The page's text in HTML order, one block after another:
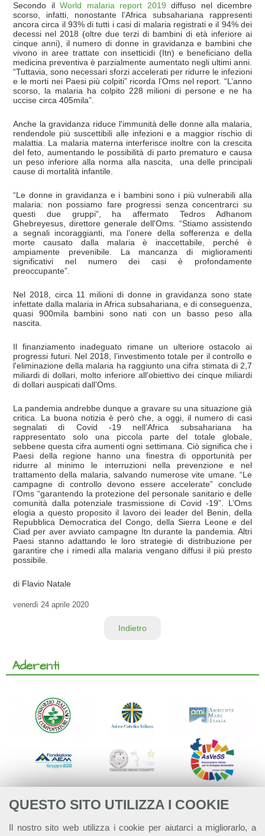
QUESTO SITO UTILIZZA I COOKIE
Il nostro sito web utilizza i cookie per aiutarci a migliorarlo, a
Secondo il World malaria report 2019 diffuso nel dicembre
scorso, infatti, nonostante l’Africa subsahariana rappresenti
ancora circa il 93% di tutti i casi di malaria registrati e il 94% dei
decessi nel 2018 (oltre due terzi di bambini di età inferiore ai
cinque anni), il numero di donne in gravidanza e bambini che
vivono in aree trattate con insetticidi (Itn) e beneficiano della
medicina preventiva è parzialmente aumentato negli ultimi anni.
“Tuttavia, sono necessari sforzi accelerati per ridurre le infezioni
e le morti nei Paesi più colpiti” ricorda l’Oms nel report. “L’anno
scorso, la malaria ha colpito 228 milioni di persone e ne ha
uccise circa 405mila”.
Anche la gravidanza riduce l'immunità delle donne alla malaria,
rendendole più suscettibili alle infezioni e a maggior rischio di
malattia. La malaria materna interferisce inoltre con la crescita
del feto, aumentando le possibilità di parto prematuro e causa
un peso inferiore alla norma alla nascita, una delle principali
cause di mortalità infantile.
“Le donne in gravidanza e i bambini sono i più vulnerabili alla
malaria: non possiamo fare progressi senza concentrarci su
questi due gruppi”, ha affermato Tedros Adhanom
Ghebreyesus, direttore generale dell'Oms. “Stiamo assistendo
a segnali incoraggianti, ma l’onere della sofferenza e della
morte causato dalla malaria è inaccettabile, perché è
ampiamente prevenibile. La mancanza di miglioramenti
significativi nel numero dei casi è profondamente
preoccupante”.
Nel 2018, circa 11 milioni di donne in gravidanza sono state
infettate dalla malaria in Africa subsahariana, e di conseguenza,
quasi 900mila bambini sono nati con un basso peso alla
nascita.
Il finanziamento inadeguato rimane un ulteriore ostacolo ai
progressi futuri. Nel 2018, l’investimento totale per il controllo e
l'eliminazione della malaria ha raggiunto una cifra stimata di 2,7
miliardi di dollari, molto inferiore all'obiettivo dei cinque miliardi
di dollari auspicati dall’Oms.
La pandemia andrebbe dunque a gravare su una situazione già
critica. La buona notizia è però che, a oggi, il numero di casi
segnalati di Covid -19 nell’Africa subsahariana ha
rappresentato solo una piccola parte del totale globale,
sebbene questa cifra aumenti ogni settimana. Ciò significa che i
Paesi della regione hanno una finestra di opportunità per
ridurre al minimo le interruzioni nella prevenzione e nel
trattamento della malaria, salvando numerose vite umane. “Le
campagne di controllo devono essere accelerate” conclude
l’Oms “garantendo la protezione del personale sanitario e delle
comunità dalla potenziale trasmissione di Covid -19”. L’Oms
elogia a questo proposito il lavoro dei leader del Benin, della
Repubblica Democratica del Congo, della Sierra Leone e del
Ciad per aver avviato campagne Itn durante la pandemia. Altri
Paesi stanno adattando le loro strategie di distribuzione per
garantire che i rimedi alla malaria vengano diffusi il più presto
possibile.
di Flavio Natale
venerdì 24 aprile 2020
Indietro
Aderenti